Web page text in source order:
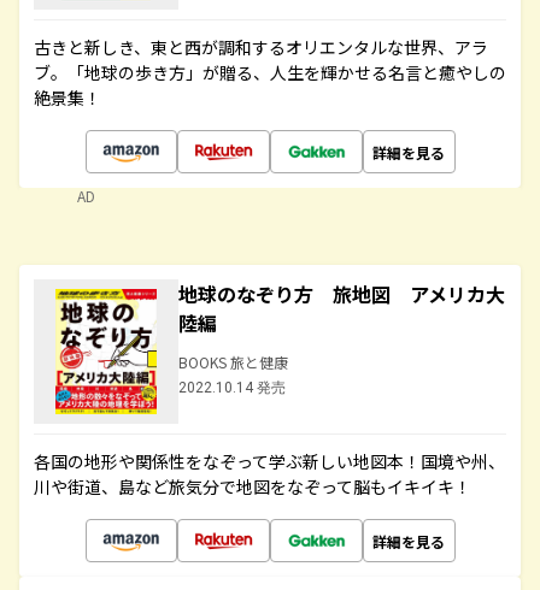
古きと新しき、東と西が調和するオリエンタルな世界、アラ
ブ。「地球の歩き方」が贈る、人生を輝かせる名言と癒やしの
絶景集！
詳細を見る
AD
地球のなぞり方 旅地図 アメリカ大
陸編
BOOKS 旅と健康
2022.10.14 発売
各国の地形や関係性をなぞって学ぶ新しい地図本！国境や州、
川や街道、島など旅気分で地図をなぞって脳もイキイキ！
詳細を見る